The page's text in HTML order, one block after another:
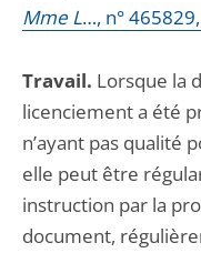
Mme L…, n°
Travail. Lorsque la
licenciement a été
n’ayant pas qualité
elle peut être
instruction par la
document,